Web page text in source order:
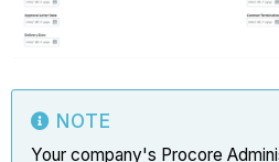
NOTE
Your company's Procore